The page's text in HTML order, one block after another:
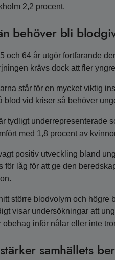
2,2 procent.
behöver bli
och 64 år utgör fortfarande
krävs dock att fler
står för en mycket viktig
blod vid kriser så behöver
tydligt underrepresenterade
med 1,8 procent av
positiv utveckling bland
för låg för att ge den
större blodvolym och
visar undersökningar att
obehag inför nålar eller inte
samhällets